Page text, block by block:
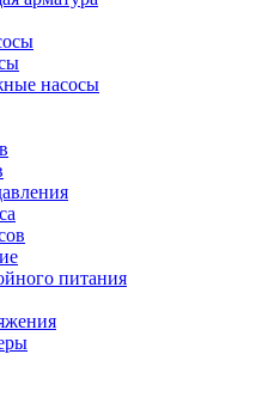
насосы
питания